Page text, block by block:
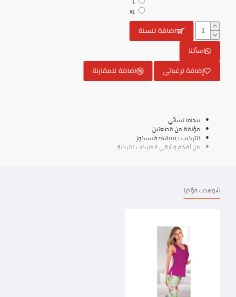
XL
اضافة للسلة
اسألنا
إضافة لرغباتي
اضافة للمقارنة
بيجاما نسائي
مؤلفة من قطعتين
التركيب : 100% فيسكوز
من أفخم و أرقى الماركات التركية
شوهدت مؤخرا